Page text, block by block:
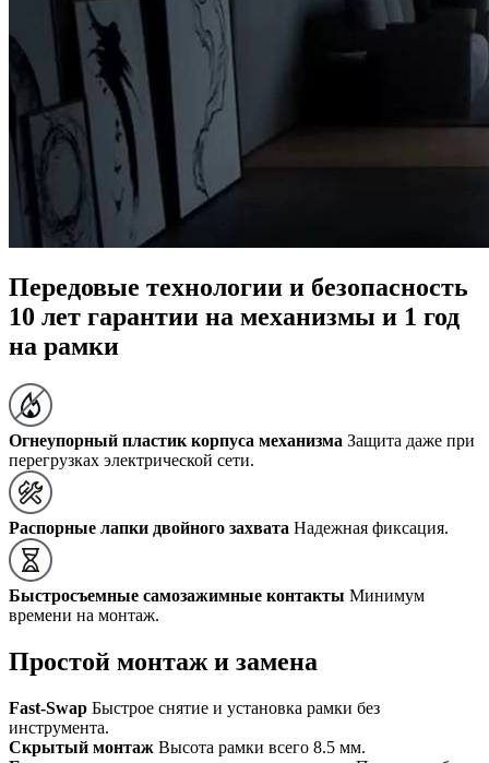
Передовые технологии и безопасность
10 лет гарантии на механизмы и 1 год
на рамки
Огнеупорный пластик корпуса механизма Защита даже при
перегрузках электрической сети.
Распорные лапки двойного захвата Надежная фиксация.
Быстросъемные самозажимные контакты Минимум
времени на монтаж.
Простой монтаж и замена
Fast-Swap Быстрое снятие и установка рамки без
инструмента.
Скрытый монтаж Высота рамки всего 8.5 мм.